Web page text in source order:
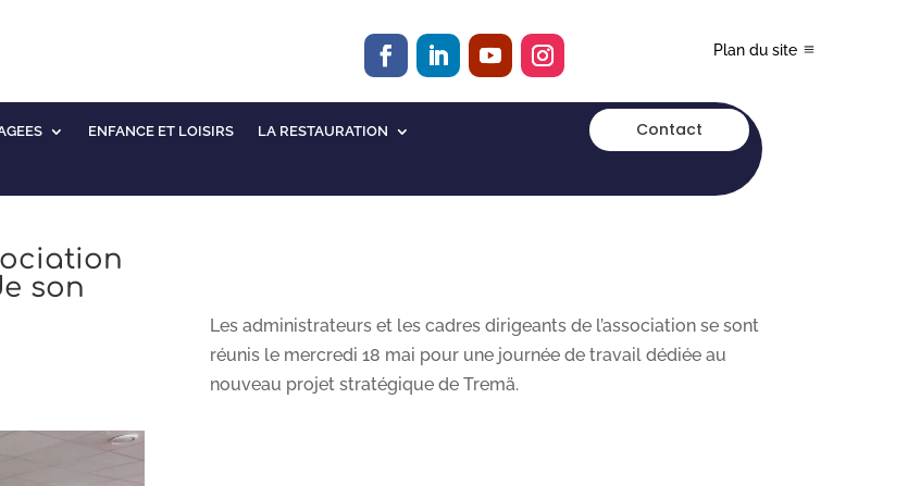
Plan du site
ENFANCE ET LOISIRS LA RESTAURATION Contact
son
Les administrateurs et les cadres dirigeants de l’association se sont
réunis le mercredi 18 mai pour une journée de travail dédiée au
nouveau projet stratégique de Tremä.